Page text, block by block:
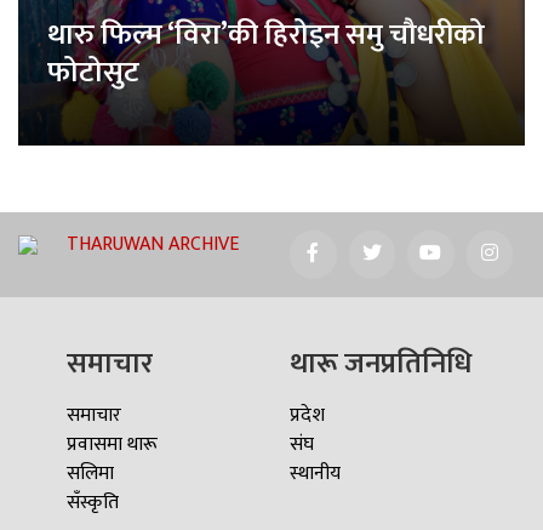
थारु फिल्म ‘विरा’की हिरोइन समु चौधरीको
फोटोसुट
THARUWAN ARCHIVE
समाचार
समाचार
प्रवासमा थारू
सलिमा
सँस्कृति
थारू जनप्रतिनिधि
प्रदेश
संघ
स्थानीय